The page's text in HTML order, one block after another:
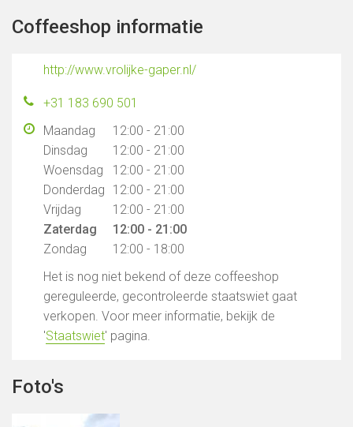
Coffeeshop informatie
http://www.vrolijke-gaper.nl/
+31 183 690 501
Maandag
12:00 - 21:00
Dinsdag
12:00 - 21:00
Woensdag
12:00 - 21:00
Donderdag
12:00 - 21:00
Vrijdag
12:00 - 21:00
Zaterdag
12:00 - 21:00
Zondag
12:00 - 18:00
Het is nog niet bekend of deze coffeeshop
gereguleerde, gecontroleerde staatswiet gaat
verkopen. Voor meer informatie, bekijk de
'Staatswiet' pagina.
Foto's